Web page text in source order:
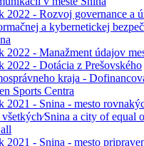
2022 - Rozvoj governance a
a kybernetickej
2022 - Manažment údajov
2022 - Dotácia z Prešovského
kraja -
Sports Centra
2021 - Snina - mesto
všetkých⁄Snina a city of equal
2021 - Snina - mesto